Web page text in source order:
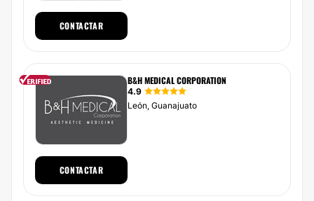
CONTACTAR
B&H MEDICAL CORPORATION
4.9
León, Guanajuato
CONTACTAR